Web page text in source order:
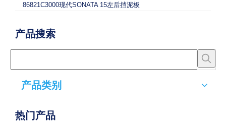
86821C3000现代SONATA 15左后挡泥板
产品搜索
产品类别
热门产品